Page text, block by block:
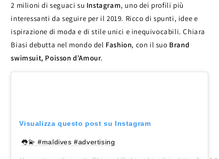
2 milioni di seguaci su Instagram, uno dei profili più
interessanti da seguire per il 2019. Ricco di spunti, idee e
ispirazione di moda e di stile unici e inequivocabili. Chiara
Biasi debutta nel mondo del Fashion, con il suo Brand
swimsuit, Poisson d’Amour.
Visualizza questo post su Instagram
👅💫 #maldives #advertising